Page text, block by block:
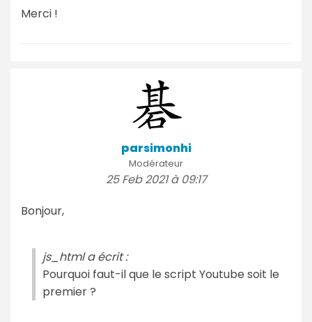
Merci !
parsimonhi
Modérateur
25 Feb 2021 à 09:17
Bonjour,
js_html a écrit :
Pourquoi faut-il que le script Youtube soit le
premier ?